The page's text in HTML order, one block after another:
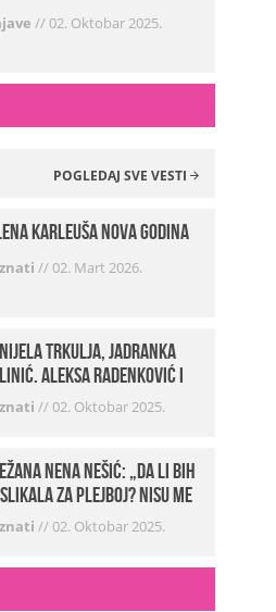
//02. Oktobar 2025.
POGLEDAJ SVE VESTI
Karleuša Nova godina
//02. Mart 2026.
Trkulja, Jadranka
Aleksa Radenković i
Beat Street u Kabareu 13
//02. Oktobar 2025.
Nena Nešić: „Da li bih
za Plejboj? Nisu me
(FOTO+VIDEO)
//02. Oktobar 2025.